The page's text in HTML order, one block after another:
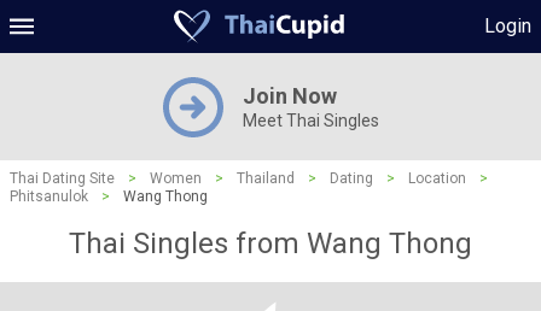
Login
Join Now
Meet Thai Singles
Thai Dating Site > Women > Thailand > Dating > Location
>
Phitsanulok
> Wang Thong
Thai Singles from Wang Thong